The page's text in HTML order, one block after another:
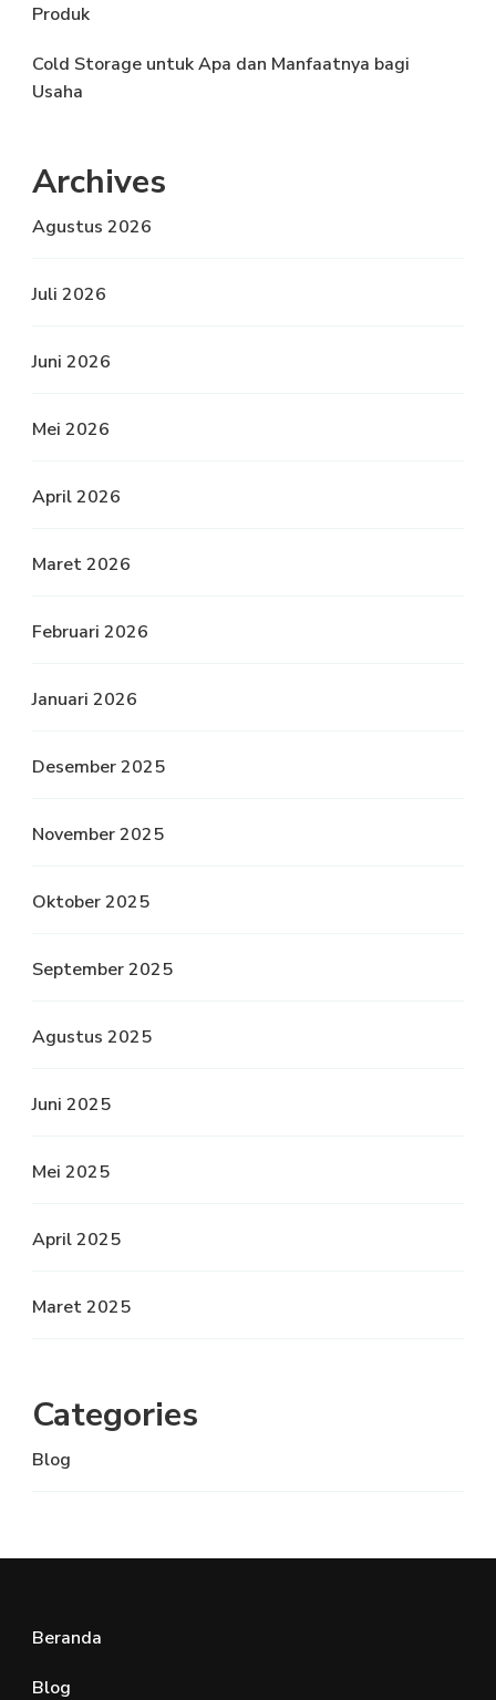
Produk
Cold Storage untuk Apa dan Manfaatnya bagi
Usaha
Archives
Agustus 2026
Juli 2026
Juni 2026
Mei 2026
April 2026
Maret 2026
Februari 2026
Januari 2026
Desember 2025
November 2025
Oktober 2025
September 2025
Agustus 2025
Juni 2025
Mei 2025
April 2025
Maret 2025
Categories
Blog
Beranda
Blog